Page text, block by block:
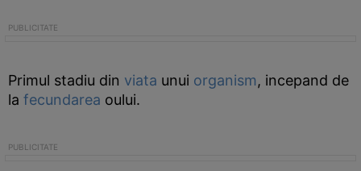
Primul stadiu din viata unui organism, incepand de
la fecundarea oului.